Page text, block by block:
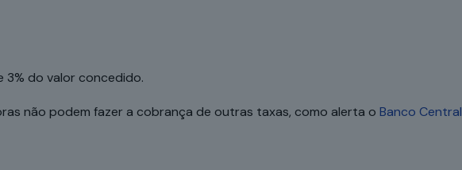
3% do valor concedido.
não podem fazer a cobrança de outras taxas, como alerta oBanco Central